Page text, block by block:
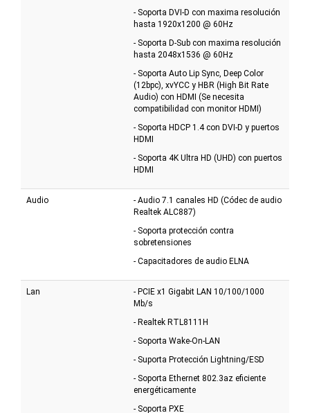
- Soporta DVI-D con maxima resolución
hasta 1920x1200 @ 60Hz
- Soporta D-Sub con maxima resolución
hasta 2048x1536 @ 60Hz
- Soporta Auto Lip Sync, Deep Color
(12bpc), xvYCC y HBR (High Bit Rate
Audio) con HDMI (Se necesita
compatibilidad con monitor HDMI)
- Soporta HDCP 1.4 con DVI-D y puertos
HDMI
- Soporta 4K Ultra HD (UHD) con puertos
HDMI
Audio
- Audio 7.1 canales HD (Códec de audio
Realtek ALC887)
- Soporta protección contra
sobretensiones
- Capacitadores de audio ELNA
Lan
- PCIE x1 Gigabit LAN 10/100/1000
Mb/s
- Realtek RTL8111H
- Soporta Wake-On-LAN
- Suporta Protección Lightning/ESD
- Soporta Ethernet 802.3az eficiente
energéticamente
- Soporta PXE